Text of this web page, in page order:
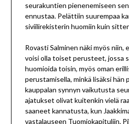
seurakuntien pienenemiseen
ennustaa. Pelättiin suurempaa
siviilirekisterin huomiin kuin
Rovasti Salminen näki myös niin,
voisi olla toiset perusteet, jossa
huomioida toisin, myös oman
perustamisella, minkä lisäksi hän
kauppalan synnyn vaikutusta
ajatukset olivat kuitenkin vielä
saaneet kannatusta, kun
vastalauseen Tuomiokapituliin.